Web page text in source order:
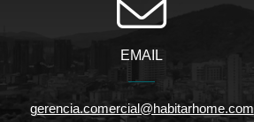
EMAIL
gerencia.comercial@habitarhome.com